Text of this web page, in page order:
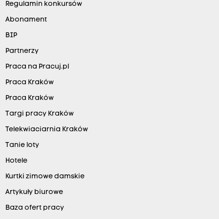
Regulamin konkursów
Abonament
BIP
Partnerzy
Praca na Pracuj.pl
Praca Kraków
Praca Kraków
Targi pracy Kraków
Telekwiaciarnia Kraków
Tanie loty
Hotele
Kurtki zimowe damskie
Artykuły biurowe
Baza ofert pracy